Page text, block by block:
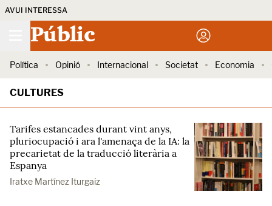
AVUI INTERESSA
Públic
Política Opinió Internacional Societat Economia
CULTURES
Tarifes estancades durant vint anys,
pluriocupació i ara l'amenaça de la IA: la
precarietat de la traducció literària a
Espanya
Iratxe Martínez Iturgaiz